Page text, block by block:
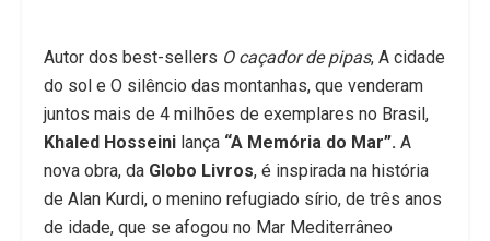
Autor dos best-sellers O caçador de pipas, A cidade
do sol e O silêncio das montanhas, que venderam
juntos mais de 4 milhões de exemplares no Brasil,
Khaled Hosseini lança “A Memória do Mar”. A
nova obra, da Globo Livros, é inspirada na história
de Alan Kurdi, o menino refugiado sírio, de três anos
de idade, que se afogou no Mar Mediterrâneo